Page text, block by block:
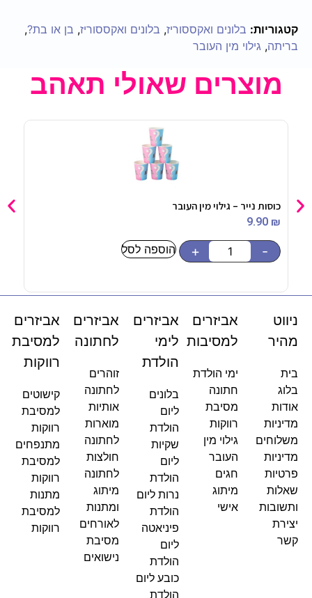
קטגוריות: בלונים ואקססוריז, בלונים ואקססוריז, בן או בת?,
בריתה, גילוי מין העובר
מוצרים שאולי תאהב
כוסות נייר – גילוי מין העובר
9.90 ₪
-
+ הוספה לסל
ניווט
מהיר
בית
בלוג
אודות
מדיניות
משלוחים
מדיניות
פרטיות
שאלות
ותשובות
יצירת
קשר
אביזרים
למסיבות
ימי הולדת
חתונה
מסיבת
רווקות
גילוי מין
העובר
חגים
מיתוג
אישי
אביזרים
לימי
הולדת
בלונים
ליום
הולדת
שקיות
ליום
הולדת
נרות ליום
הולדת
פיניאטה
ליום
הולדת
כובע ליום
הולדת
אביזרים
לחתונה
זוהרים
לחתונה
אותיות
מוארות
לחתונה
חולצות
לחתונה
מיתוג
ומתנות
לאורחים
מסיבת
נישואים
אביזרים
למסיבת
רווקות
קישוטים
למסיבת
רווקות
מתנפחים
למסיבת
רווקות
מתנות
למסיבת
רווקות